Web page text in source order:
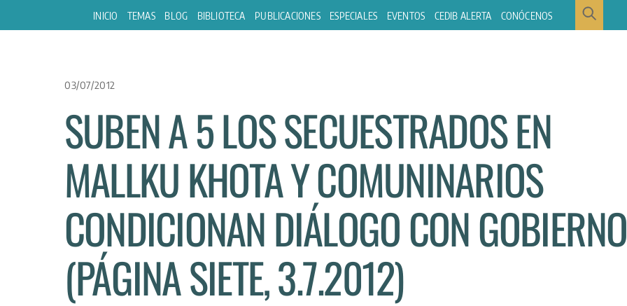
INICIO TEMAS BLOG BIBLIOTECA PUBLICACIONES ESPECIALES EVENTOS CEDIB ALERTA CONÓCENOS
03/07/2012
SUBEN A 5 LOS SECUESTRADOS EN
MALLKU KHOTA Y COMUNINARIOS
CONDICIONAN DIÁLOGO CON GOBIERNO
(PÁGINA SIETE, 3.7.2012)